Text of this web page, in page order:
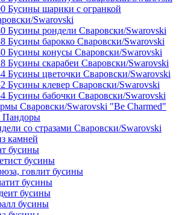
Бусины шарики с огранкой
Swarovski
Бусины рондели Сваровски/Swarovski
Бусины барокко Сваровски/Swarovski
Бусины конусы Сваровски/Swarovski
Бусины скарабеи Сваровски/Swarovski
Бусины цветочки Сваровски/Swarovski
Бусины клевер Сваровски/Swarovski
Бусины бабочки Сваровски/Swarovski
Сваровски/Swarovski "Be Charmed"
Пандоры
со стразами Сваровски/Swarovski
камней
бусины
бусины
говлит бусины
бусины
бусины
бусины